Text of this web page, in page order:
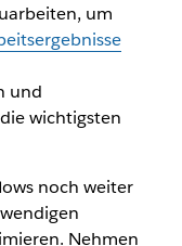
um
und
wichtigsten
noch weiter
Nehmen